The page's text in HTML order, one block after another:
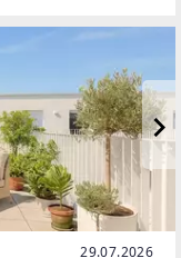
29.07.2026